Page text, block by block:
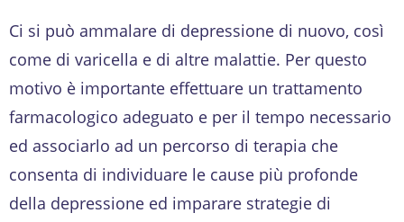
Ci si può ammalare di depressione di nuovo, così
come di varicella e di altre malattie. Per questo
motivo è importante effettuare un trattamento
farmacologico adeguato e per il tempo necessario
ed associarlo ad un percorso di terapia che
consenta di individuare le cause più profonde
della depressione ed imparare strategie di